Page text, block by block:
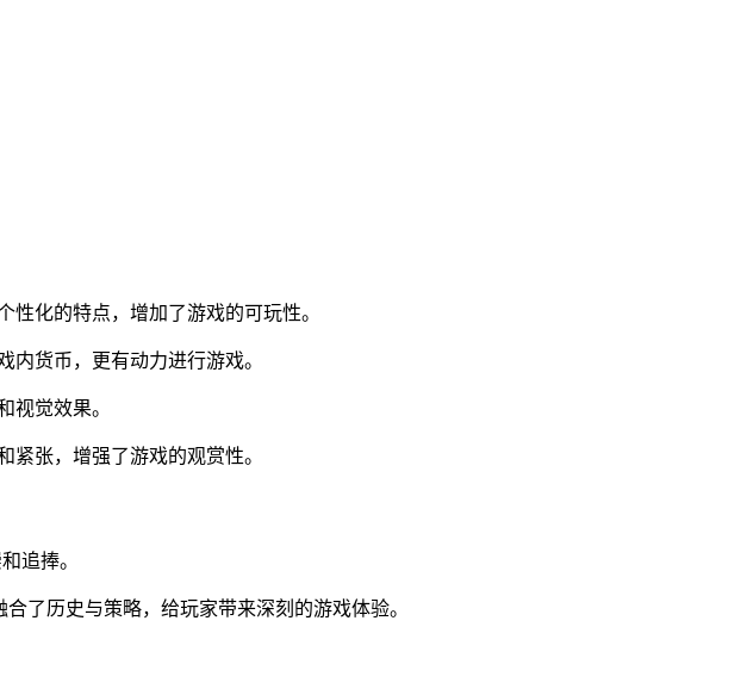
化的特点，增加了游戏的可玩性。
内货币，更有动力进行游戏。
视觉效果。
紧张，增强了游戏的观赏性。
追捧。
了历史与策略，给玩家带来深刻的游戏体验。